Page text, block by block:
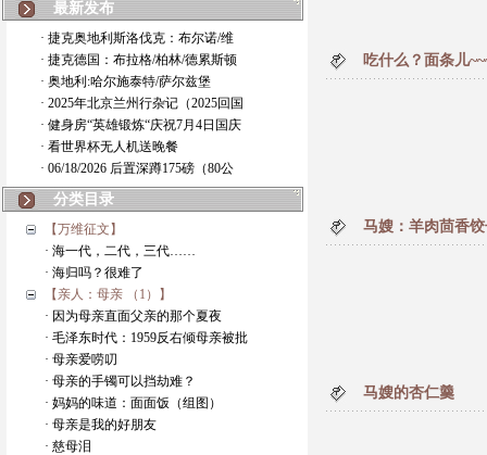
最新发布
· 捷克奥地利斯洛伐克：布尔诺/维
· 捷克德国：布拉格/柏林/德累斯顿
· 奥地利:哈尔施泰特/萨尔兹堡
· 2025年北京兰州行杂记（2025回国
· 健身房“英雄锻炼“庆祝7月4日国庆
· 看世界杯无人机送晚餐
· 06/18/2026 后置深蹲175磅（80公
分类目录
【万维征文】
· 海一代，二代，三代……
· 海归吗？很难了
【亲人：母亲 （1）】
· 因为母亲直面父亲的那个夏夜
· 毛泽东时代：1959反右倾母亲被批
· 母亲爱唠叨
· 母亲的手镯可以挡劫难？
· 妈妈的味道：面面饭（组图）
· 母亲是我的好朋友
· 慈母泪
吃什么？面条儿
马嫂：羊肉茴香
马嫂的杏仁羹